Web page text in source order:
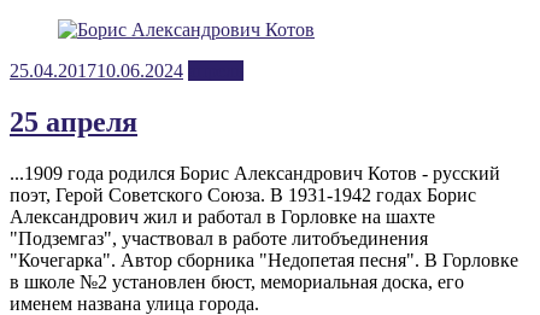
Posted
25.04.201710.06.2024
25 апреля
...1909 года родился Борис Александрович Котов - русский
поэт, Герой Советского Союза. В 1931-1942 годах Борис
Александрович жил и работал в Горловке на шахте
"Подземгаз", участвовал в работе литобъединения
"Кочегарка". Автор сборника "Недопетая песня". В Горловке
в школе №2 установлен бюст, мемориальная доска, его
именем названа улица города.